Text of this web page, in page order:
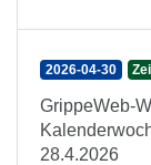
2026-04-30
GrippeWeb-
28.4.2026